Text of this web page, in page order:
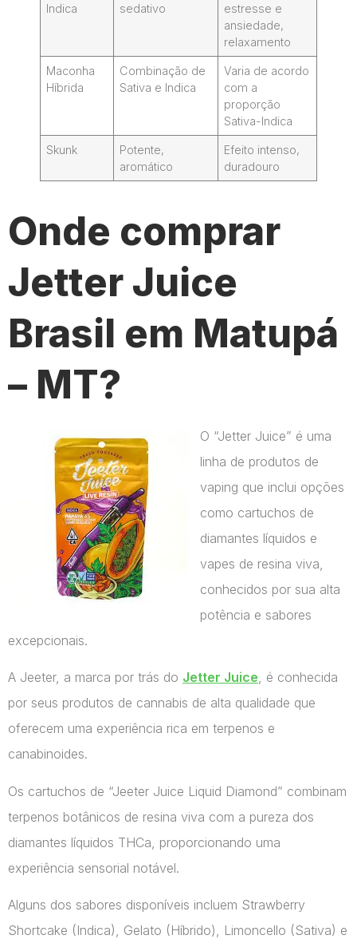
Indica
sedativo
estresse e
ansiedade,
relaxamento
Maconha
Híbrida
Combinação de
Sativa e Indica
Varia de acordo
com a
proporção
Sativa-Indica
Skunk
Potente,
aromático
Efeito intenso,
duradouro
Onde comprar
Jetter Juice
Brasil em Matupá
– MT?
O “Jetter Juice” é uma
linha de produtos de
vaping que inclui opções
como cartuchos de
diamantes líquidos e
vapes de resina viva,
conhecidos por sua alta
potência e sabores
excepcionais.
A Jeeter, a marca por trás do Jetter Juice, é conhecida
por seus produtos de cannabis de alta qualidade que
oferecem uma experiência rica em terpenos e
canabinoides.
Os cartuchos de “Jeeter Juice Liquid Diamond” combinam
terpenos botânicos de resina viva com a pureza dos
diamantes líquidos THCa, proporcionando uma
experiência sensorial notável.
Alguns dos sabores disponíveis incluem Strawberry
Shortcake (Indica), Gelato (Híbrido), Limoncello (Sativa) e